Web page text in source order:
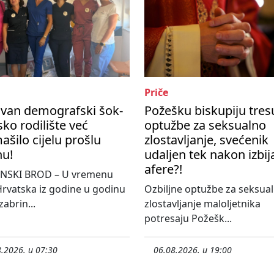
demografski šok-
rodilište već
cijelu prošlu
BROD – U vremenu
iz godine u godinu
u 07:30
Priče
Požešku biskupiju
optužbe za seksualno
zlostavljanje, svećenik
udaljen tek nakon
afere?!
Ozbiljne optužbe za
zlostavljanje maloljetnika
potresaju Požešk...
06.08.2026. u 19:00